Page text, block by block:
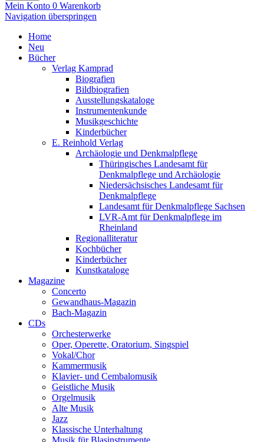
Mein Konto 0 Warenkorb
Navigation überspringen
Home
Neu
Bücher
Verlag Kamprad
Biografien
Bildbiografien
Ausstellungskataloge
Instrumentenkunde
Musikgeschichte
Kinderbücher
E. Reinhold Verlag
Archäologie und Denkmalpflege
Thüringisches Landesamt für
Denkmalpflege und Archäologie
Niedersächsisches Landesamt für
Denkmalpflege
Landesamt für Denkmalpflege Sachsen
LVR-Amt für Denkmalpflege im
Rheinland
Regionalliteratur
Kochbücher
Kinderbücher
Kunstkataloge
Magazine
Concerto
Gewandhaus-Magazin
Bach-Magazin
CDs
Orchesterwerke
Oper, Operette, Oratorium, Singspiel
Vokal/Chor
Kammermusik
Klavier- und Cembalomusik
Geistliche Musik
Orgelmusik
Alte Musik
Jazz
Klassische Unterhaltung
Musik für Blasinstrumente